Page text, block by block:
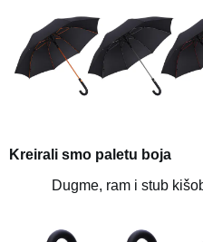
Kreirali smo paletu boja
Dugme, ram i stub